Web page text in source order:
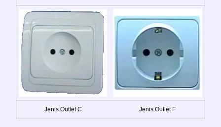
Jenis Outlet C Jenis Outlet F